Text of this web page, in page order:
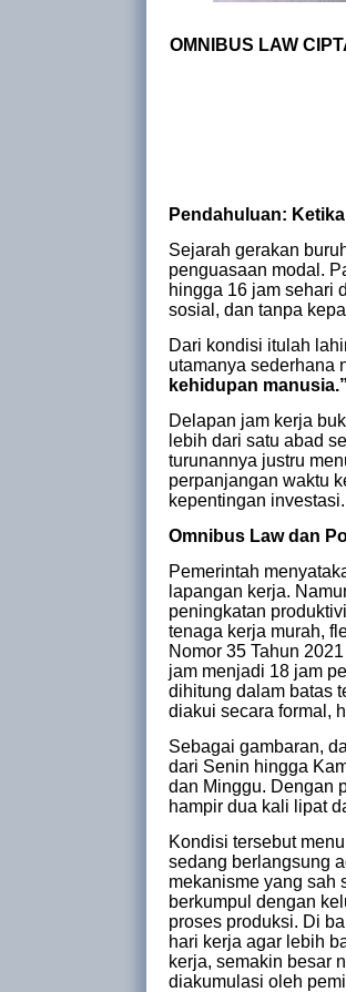
OMNIBUS LAW
Pendahuluan:
Sejarah gerakan
penguasaan modal.
hingga 16 jam sehari
sosial, dan tanpa
Dari kondisi itulah
utamanya sederhana
kehidupan manusia.”
Delapan jam kerja
lebih dari satu abad
turunannya justru
perpanjangan waktu
kepentingan investasi.
Omnibus Law dan
Pemerintah
lapangan kerja.
peningkatan
tenaga kerja murah,
Nomor 35 Tahun
jam menjadi 18 jam
dihitung dalam batas
diakui secara formal,
Sebagai gambaran,
dari Senin hingga
dan Minggu. Dengan
hampir dua kali lipat
Kondisi tersebut
sedang berlangsung
mekanisme yang sah
berkumpul dengan
proses produksi. Di
hari kerja agar lebih
kerja, semakin besar
diakumulasi oleh